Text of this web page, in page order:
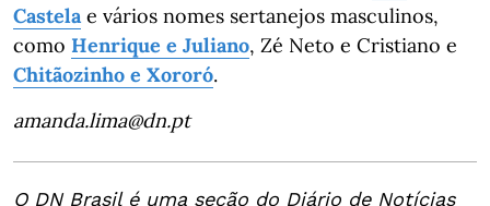
Castelae vários nomes sertanejos masculinos,
como Henrique e Juliano, Zé Neto e Cristiano e
Chitãozinho e Xororó.
amanda.lima@dn.pt
O DN Brasil é uma seção do Diário de Notícias